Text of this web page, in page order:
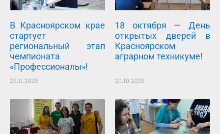
В Красноярском крае
стартует
региональный этап
чемпионата
«Профессионалы»!
26.11.2025
18 октября — День
открытых дверей в
Красноярском
аграрном техникуме!
20.10.2025